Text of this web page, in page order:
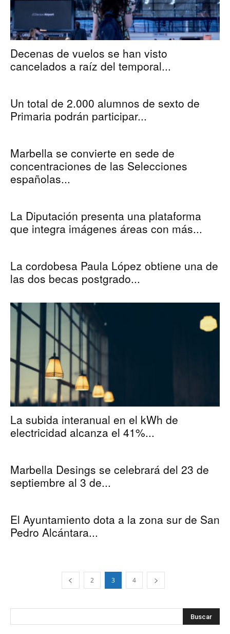
Decenas de vuelos se han visto
cancelados a raíz del temporal...
Un total de 2.000 alumnos de sexto de
Primaria podrán participar...
Marbella se convierte en sede de
concentraciones de las Selecciones
españolas...
La Diputación presenta una plataforma
que integra imágenes áreas con más...
La cordobesa Paula López obtiene una de
las dos becas postgrado...
La subida interanual en el kWh de
electricidad alcanza el 41%...
Marbella Desings se celebrará del 23 de
septiembre al 3 de...
El Ayuntamiento dota a la zona sur de San
Pedro Alcántara...
2 3 4